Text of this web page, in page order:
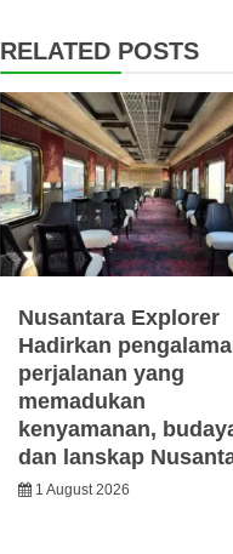
RELATED POSTS
Nusantara Explorer
Hadirkan
perjalanan yang
memadukan
kenyamanan,
dan lanskap
1 August 2026